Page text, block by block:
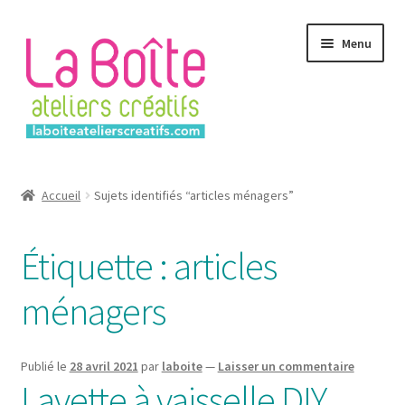
la
navigation
contenu
Menu
Login
Password Reset
Register
Accueil Sujets identifiés “articles ménagers”
Étiquette : articles
ménagers
Publié le 28 avril 2021 par laboite— Laisser un commentaire